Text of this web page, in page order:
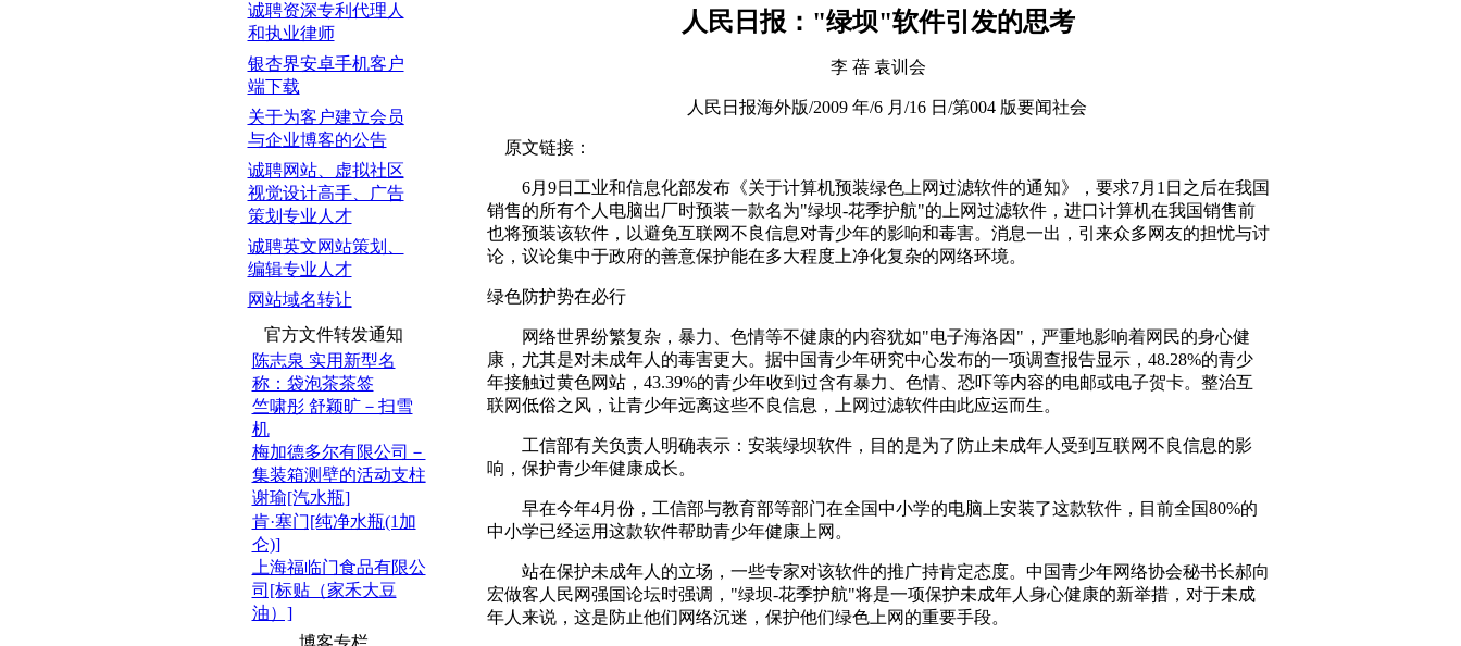
诚聘资深专利代理人
和执业律师
银杏界安卓手机客户
端下载
关于为客户建立会员
与企业博客的公告
诚聘网站、虚拟社区
视觉设计高手、广告
策划专业人才
诚聘英文网站策划、
编辑专业人才
网站域名转让
官方文件转发通知
陈志泉 实用新型名
称：袋泡茶茶签
竺啸彤 舒颖旷－扫雪
机
梅加德多尔有限公司－
集装箱测壁的活动支柱
谢瑜[汽水瓶]
肯·塞门[纯净水瓶(1加
仑)]
上海福临门食品有限公
司[标贴（家禾大豆
油）]
博客专栏
人民日报："绿坝"软件引发的思考
李 蓓 袁训会
人民日报海外版/2009 年/6 月/16 日/第004 版要闻社会
原文链接：
6月9日工业和信息化部发布《关于计算机预装绿色上网过滤软件的通知》，要求7月1日之后在我国
销售的所有个人电脑出厂时预装一款名为"绿坝-花季护航"的上网过滤软件，进口计算机在我国销售前
也将预装该软件，以避免互联网不良信息对青少年的影响和毒害。消息一出，引来众多网友的担忧与讨
论，议论集中于政府的善意保护能在多大程度上净化复杂的网络环境。
绿色防护势在必行
网络世界纷繁复杂，暴力、色情等不健康的内容犹如"电子海洛因"，严重地影响着网民的身心健
康，尤其是对未成年人的毒害更大。据中国青少年研究中心发布的一项调查报告显示，48.28%的青少
年接触过黄色网站，43.39%的青少年收到过含有暴力、色情、恐吓等内容的电邮或电子贺卡。整治互
联网低俗之风，让青少年远离这些不良信息，上网过滤软件由此应运而生。
工信部有关负责人明确表示：安装绿坝软件，目的是为了防止未成年人受到互联网不良信息的影
响，保护青少年健康成长。
早在今年4月份，工信部与教育部等部门在全国中小学的电脑上安装了这款软件，目前全国80%的
中小学已经运用这款软件帮助青少年健康上网。
站在保护未成年人的立场，一些专家对该软件的推广持肯定态度。中国青少年网络协会秘书长郝向
宏做客人民网强国论坛时强调，"绿坝-花季护航"将是一项保护未成年人身心健康的新举措，对于未成
年人来说，这是防止他们网络沉迷，保护他们绿色上网的重要手段。